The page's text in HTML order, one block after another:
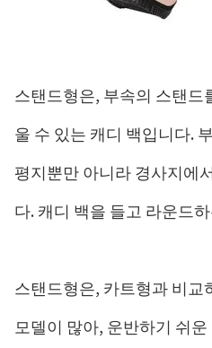
스탠드형은, 부속의 스탠드
울 수 있는 캐디 백입니다.
평지뿐만 아니라 경사지에
다. 캐디 백을 들고 라운드
스탠드형은, 카트형과 비
모델이 많아, 운반하기 쉬